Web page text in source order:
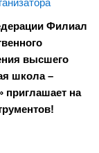
Филиал
высшего
школа –
приглашает на